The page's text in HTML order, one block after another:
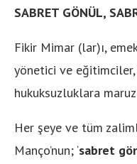
SABRET GÖNÜL,
Fikir Mimar (lar)ı,
yönetici ve eğitimciler,
hukuksuzluklara
Her şeye ve tüm
Manço’nun; ‘sabret